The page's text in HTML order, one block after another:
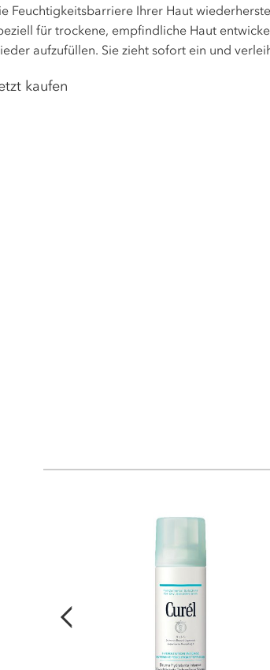
Feuchtigkeitsbarriere Ihrer Haut
für trockene, empfindliche Haut
aufzufüllen. Sie zieht sofort ein und
kaufen